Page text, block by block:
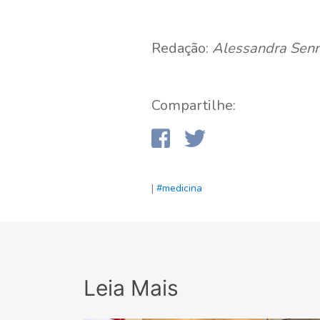
Redação: Alessandra
Compartilhe:
| #medicina
Leia Mais